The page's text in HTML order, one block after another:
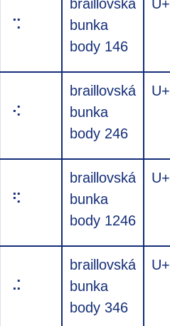
⠩
braillovská
bunka
body 146
⠪
braillovská
bunka
body 246
⠫
braillovská
bunka
body 1246
⠬
braillovská
bunka
body 346